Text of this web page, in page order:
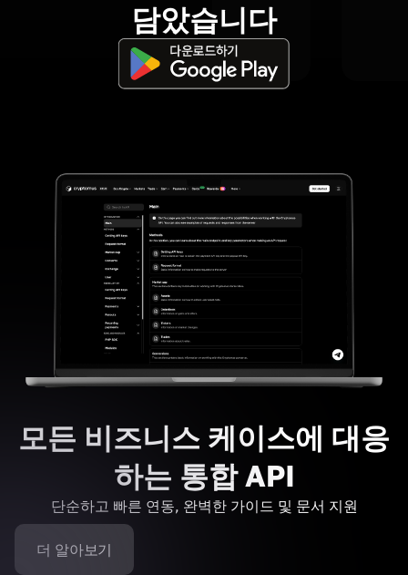
담았습니다
모든 비즈니스 케이스에 대응
하는 통합 API
단순하고 빠른 연동, 완벽한 가이드 및 문서 지원
더 알아보기